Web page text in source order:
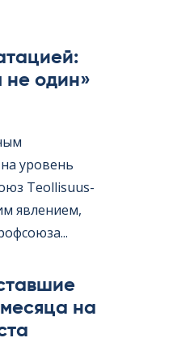
не один»
уровень
Teol­li­suus­
явлением,
на